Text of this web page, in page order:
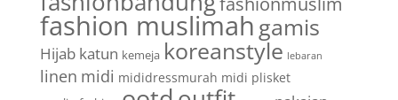
fashion muslimah gamis
Hijab katun kemeja koreanstyle lebaran
linen midi mididressmurah midi plisket